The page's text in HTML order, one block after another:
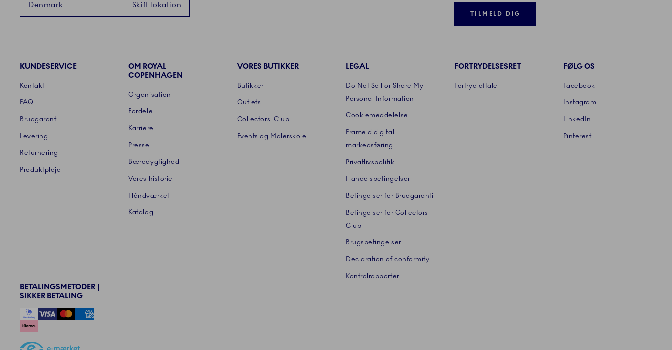
Denmark Skift lokation
TILMELD DIG
KUNDESERVICE
Kontakt
FAQ
Brudgaranti
Levering
Returnering
Produktpleje
OM ROYAL
COPENHAGEN
Organisation
Fordele
Karriere
Presse
Bæredygtighed
Vores historie
Håndværket
Katalog
VORES BUTIKKER
Butikker
Outlets
Collectors' Club
Events og Malerskole
LEGAL
Do Not Sell or Share My
Personal Information
Cookiemeddelelse
Frameld digital
markedsføring
Privatlivspolitik
Handelsbetingelser
Betingelser for Brudgaranti
Betingelser for Collectors'
Club
Brugsbetingelser
Declaration of conformity
Kontrolrapporter
FORTRYDELSESRET
Fortryd aftale
FØLG OS
Facebook
Instagram
LinkedIn
Pinterest
BETALINGSMETODER |
SIKKER BETALING